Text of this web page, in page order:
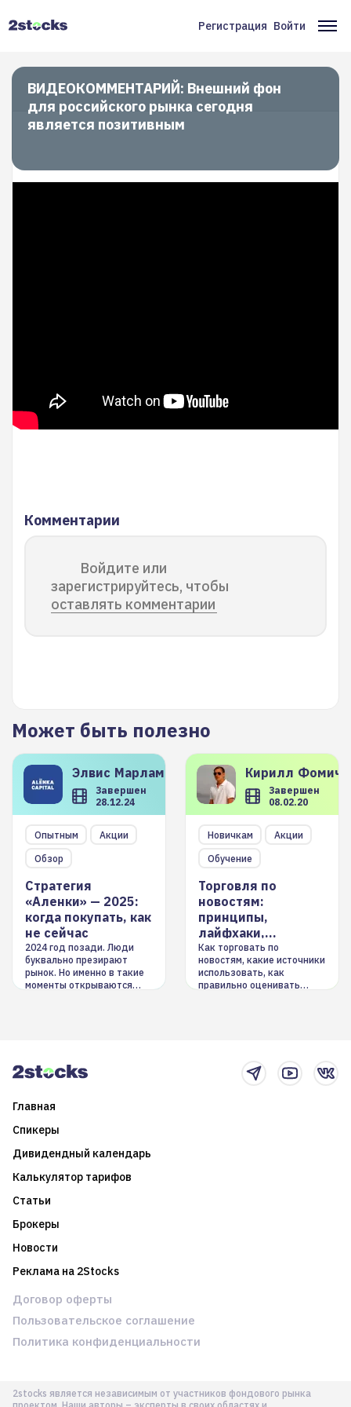
Меню
учётной
записи
пользователя
Регистрация Войти
ВИДЕОКОММЕНТАРИЙ: Внешний фон
для российского рынка сегодня
является позитивным
Комментарии
Войдите или
зарегистрируйтесь, чтобы
оставлять комментарии
Может быть полезно
Элвис Марламов
Завершен
28.12.24
Опытным
Акции
Обзор
Стратегия
«Аленки» — 2025:
когда покупать, как
не сейчас
2024 год позади. Люди
буквально презирают
рынок. Но именно в такие
моменты открываются
Кирилл
Завершен
08.02.20
Новичкам
Акции
Обучение
Торговля по
новостям:
принципы,
лайфхаки,
инструменты
Как торговать по
новостям, какие источники
использовать, как
правильно оценивать
Главная
Спикеры
Дивидендный календарь
Калькулятор тарифов
Статьи
Брокеры
Новости
Реклама на 2Stocks
2stocks является независимым от участников фондового рынка
Договор оферты
Пользовательское соглашение
Политика конфиденциальности